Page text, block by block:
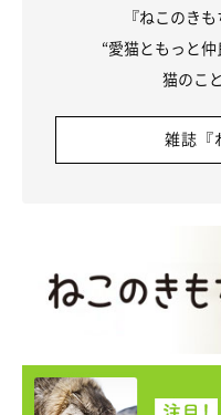
飼い主さんをなめるしぐさ
ている場合があるといえま
意味を少しずつ理解してい
こともあるでしょう。
『ねこのき
“愛猫ともっと
猫のこ
雑誌『